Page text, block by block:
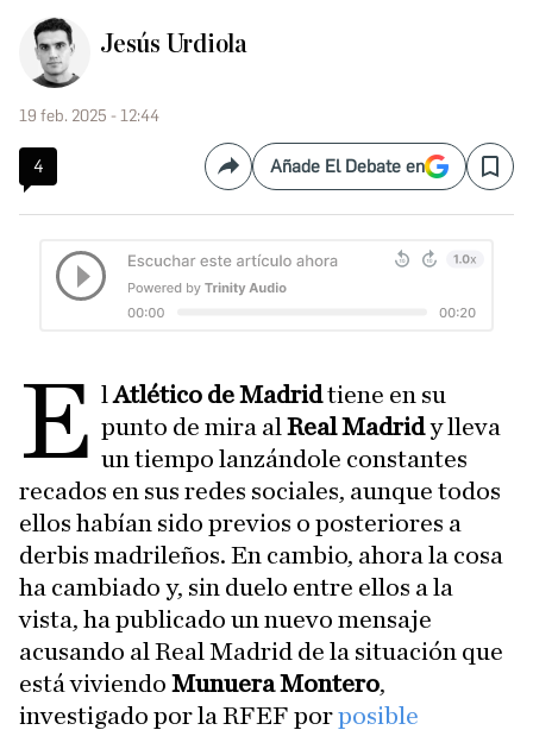
Jesús Urdiola
19 feb. 2025 - 12:44
4 CompartirAñade El Debate en Save
E lAtlético de Madridtiene en su
punto de mira alReal Madridy lleva
un tiempo lanzándole constantes
recados en sus redes sociales, aunque todos
ellos habían sido previos o posteriores a
derbis madrileños. En cambio, ahora la cosa
ha cambiado y, sin duelo entre ellos a la
vista, ha publicado un nuevo mensaje
acusando al Real Madrid de la situación que
está viviendo Munuera Montero,
investigado por la RFEF porposible